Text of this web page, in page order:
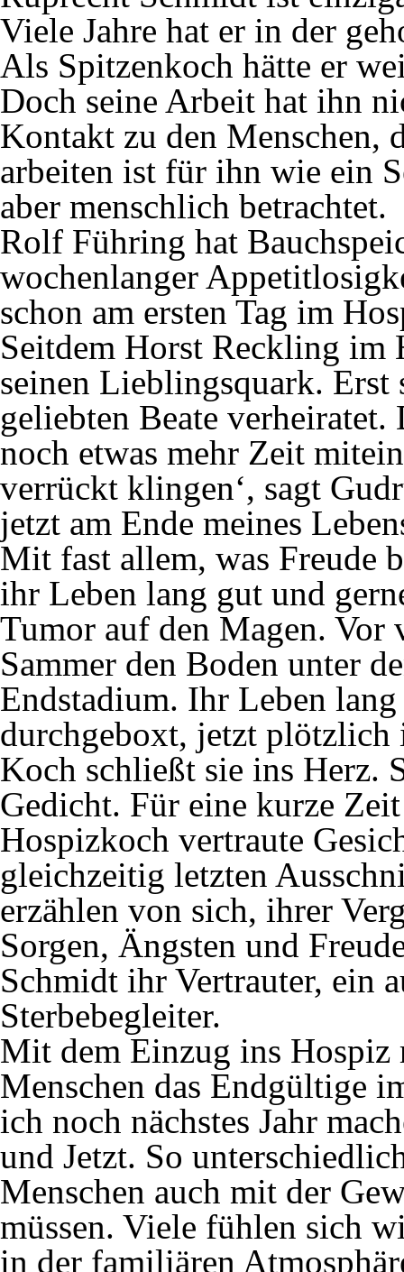
Viele Jahre hat er in der
Als Spitzenkoch hätte er
Doch seine Arbeit hat ihn
Kontakt zu den Menschen,
arbeiten ist für ihn wie ein
aber menschlich betrachtet.
Rolf Führing hat
wochenlanger
schon am ersten Tag im
Seitdem Horst Reckling im
seinen Lieblingsquark. Erst
geliebten Beate
noch etwas mehr Zeit
verrückt klingen‘, sagt
jetzt am Ende meines
Mit fast allem, was Freude
ihr Leben lang gut und
Tumor auf den Magen. Vor
Sammer den Boden unter
Endstadium. Ihr Leben
durchgeboxt, jetzt plötzlich
Koch schließt sie ins Herz.
Gedicht. Für eine kurze
Hospizkoch vertraute
gleichzeitig letzten
erzählen von sich, ihrer
Sorgen, Ängsten und
Schmidt ihr Vertrauter, ein
Sterbebegleiter.
Mit dem Einzug ins Hospiz
Menschen das Endgültige
ich noch nächstes Jahr
und Jetzt. So
Menschen auch mit der
müssen. Viele fühlen sich
in der familiären